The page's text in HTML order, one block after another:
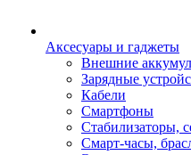
Аксесуары и гаджеты
Внешние
Зарядные
Кабели
Смартфоны
Стабилизаторы,
Смарт-часы,